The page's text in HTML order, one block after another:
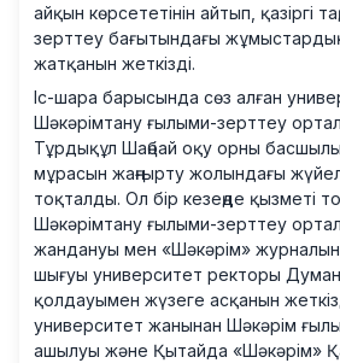
айқын көрсететінін айтып, қазіргі
зерттеу бағытындағы
жатқанын жеткізді.
Іс-шара барысында сөз алған
Шәкәрімтану ғылыми-зерттеу
Тұрдықұл Шаңбай оқу орны
мұрасын жаңғырту жолындағы
тоқталды. Ол бір кезеңде қызметі
Шәкәрімтану ғылыми-зерттеу
жандануы мен «Шәкәрім»
шығуы университет ректоры Думан
қолдауымен жүзеге асқанын
университет жанынан Шәкәрім
ашылуы және Қытайда «Шәкәрім»